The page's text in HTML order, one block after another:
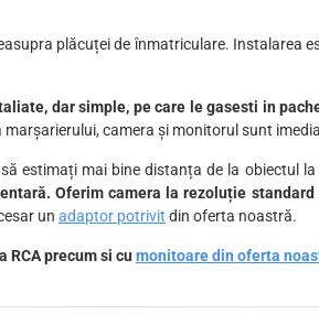
plăcuței de înmatriculare. Instalarea
dar simple, pe care le gasesti in
marșarierului, camera și monitorul sunt
estimați mai bine distanța de la obiectul
Oferim camera la rezoluție standard
un adaptor potrivit din oferta noastră.
precum si cu monitoare din oferta